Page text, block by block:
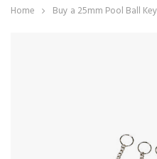
Home Buy a 25mm Pool Ball